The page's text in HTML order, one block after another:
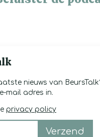
nieuws van
mail adres in.
privacy policy
Verzend